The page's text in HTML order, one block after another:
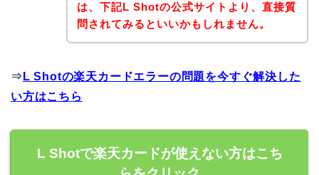
は、下記L Shotの公式サイトより、直接質
問されてみるといいかもしれません。
⇒ L Shotの楽天カードエラーの問題を今すぐ解決した
い方はこちら
L Shotで楽天カードが使えない方はこち